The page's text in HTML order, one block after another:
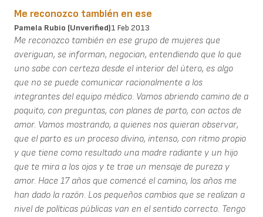
Me reconozco también en ese
Pamela Rubio (unverified)1 Feb 2013
Me reconozco también en ese grupo de mujeres que
averiguan, se informan, negocian, entendiendo que lo que
uno sabe con certeza desde el interior del útero, es algo
que no se puede comunicar racionalmente a los
integrantes del equipo médico. Vamos abriendo camino de a
poquito, con preguntas, con planes de parto, con actos de
amor. Vamos mostrando, a quienes nos quieran observar,
que el parto es un proceso divino, intenso, con ritmo propio
y que tiene como resultado una madre radiante y un hijo
que te mira a los ojos y te trae un mensaje de pureza y
amor. Hace 17 años que comencé el camino, los años me
han dado la razón. Los pequeños cambios que se realizan a
nivel de políticas públicas van en el sentido correcto. Tengo